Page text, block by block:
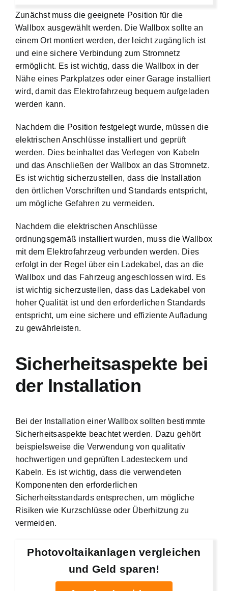
Zunächst muss die geeignete Position für die
Wallbox ausgewählt werden. Die Wallbox sollte an
einem Ort montiert werden, der leicht zugänglich ist
und eine sichere Verbindung zum Stromnetz
ermöglicht. Es ist wichtig, dass die Wallbox in der
Nähe eines Parkplatzes oder einer Garage installiert
wird, damit das Elektrofahrzeug bequem aufgeladen
werden kann.
Nachdem die Position festgelegt wurde, müssen die
elektrischen Anschlüsse installiert und geprüft
werden. Dies beinhaltet das Verlegen von Kabeln
und das Anschließen der Wallbox an das Stromnetz.
Es ist wichtig sicherzustellen, dass die Installation
den örtlichen Vorschriften und Standards entspricht,
um mögliche Gefahren zu vermeiden.
Nachdem die elektrischen Anschlüsse
ordnungsgemäß installiert wurden, muss die Wallbox
mit dem Elektrofahrzeug verbunden werden. Dies
erfolgt in der Regel über ein Ladekabel, das an die
Wallbox und das Fahrzeug angeschlossen wird. Es
ist wichtig sicherzustellen, dass das Ladekabel von
hoher Qualität ist und den erforderlichen Standards
entspricht, um eine sichere und effiziente Aufladung
zu gewährleisten.
Sicherheitsaspekte bei
der Installation
Bei der Installation einer Wallbox sollten bestimmte
Sicherheitsaspekte beachtet werden. Dazu gehört
beispielsweise die Verwendung von qualitativ
hochwertigen und geprüften Ladesteckern und
Kabeln. Es ist wichtig, dass die verwendeten
Komponenten den erforderlichen
Sicherheitsstandards entsprechen, um mögliche
Risiken wie Kurzschlüsse oder Überhitzung zu
vermeiden.
Photovoltaikanlagen vergleichen
und Geld sparen!